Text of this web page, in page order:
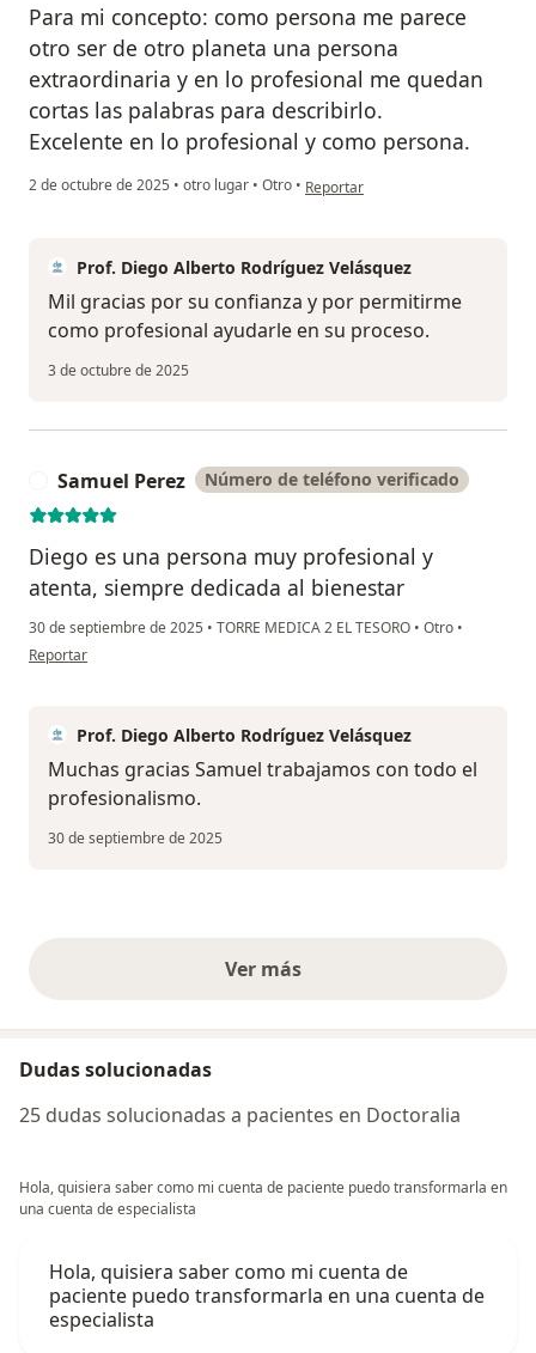
Para mi concepto: como persona me parece
otro ser de otro planeta una persona
extraordinaria y en lo profesional me quedan
cortas las palabras para describirlo.
Excelente en lo profesional y como persona.
2 de octubre de 2025 • otro lugar • Otro • en opinión del usuario Claudia
Reportar
Prof. Diego Alberto Rodríguez Velásquez
Mil gracias por su confianza y por permitirme
como profesional ayudarle en su proceso.
3 de octubre de 2025
Samuel Perez Número de teléfono verificado
Diego es una persona muy profesional y
atenta, siempre dedicada al bienestar
30 de septiembre de 2025 • TORRE MEDICA 2 EL TESORO • Otro •
en opinión del usuario Samuel Perez
Reportar
Prof. Diego Alberto Rodríguez Velásquez
Muchas gracias Samuel trabajamos con todo el
profesionalismo.
30 de septiembre de 2025
Ver másopiniones anteriores
Dudas solucionadas
25 dudas solucionadas a pacientes en Doctoralia
Hola, quisiera saber como mi cuenta de paciente puedo transformarla en
una cuenta de especialista
Hola, quisiera saber como mi cuenta de
paciente puedo transformarla en una cuenta de
especialista